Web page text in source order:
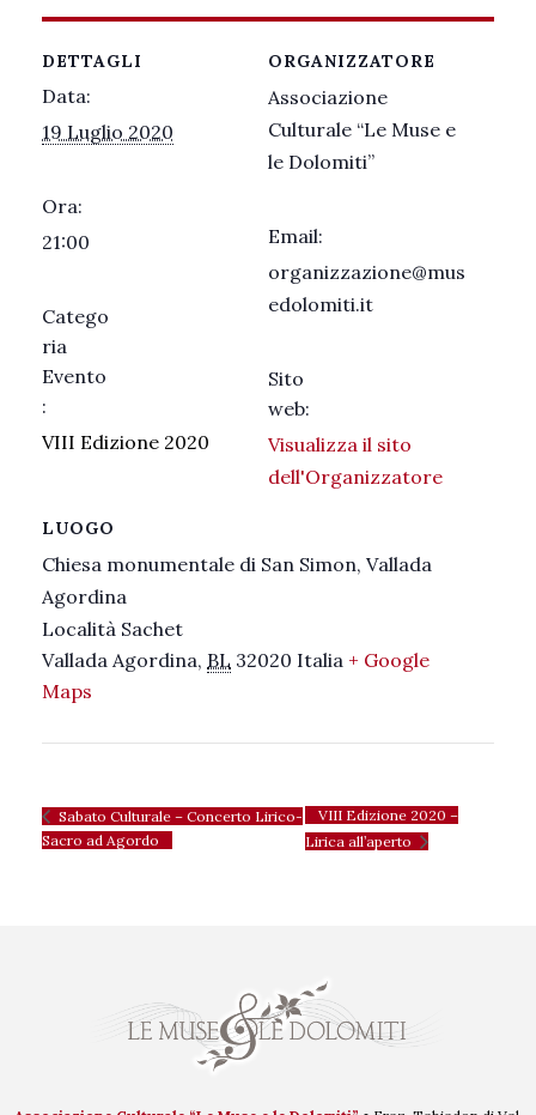
DETTAGLI
Data:
19 Luglio 2020
Ora:
21:00
Catego
ria
Evento
:
VIII Edizione 2020
LUOGO
Chiesa monumentale di San Simon, Vallada
Agordina
Località Sachet
Vallada Agordina, BL 32020 Italia + Google
Maps
ORGANIZZATORE
Associazione
Culturale “Le Muse e
le Dolomiti”
Email:
organizzazione@mus
edolomiti.it
Sito
web:
Visualizza il sito
dell'Organizzatore
Sabato Culturale – Concerto Lirico-
Sacro ad Agordo
VIII Edizione 2020 –
Lirica all’aperto